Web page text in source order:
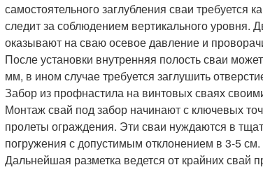
самостоятельного заглубления сваи
следит за соблюдением вертикального уровня.
оказывают на сваю осевое давление и
После установки внутренняя полость сваи
мм, в ином случае требуется заглушить
Забор из профнастила на винтовых сваях
Монтаж свай под забор начинают с ключевых
пролеты ограждения. Эти сваи нуждаются в
погружения с допустимым отклонением в 3-5 см.
Дальнейшая разметка ведется от крайних